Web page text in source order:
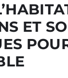
ET